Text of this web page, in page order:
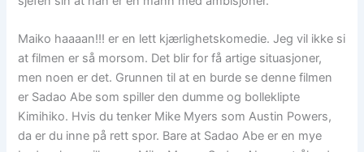
Maiko haaaan!!! er en lett kjærlighetskomedie. Jeg vil ikke si
at filmen er så morsom. Det blir for få artige situasjoner,
men noen er det. Grunnen til at en burde se denne filmen
er Sadao Abe som spiller den dumme og bolleklipte
Kimihiko. Hvis du tenker Mike Myers som Austin Powers,
da er du inne på rett spor. Bare at Sadao Abe er en mye